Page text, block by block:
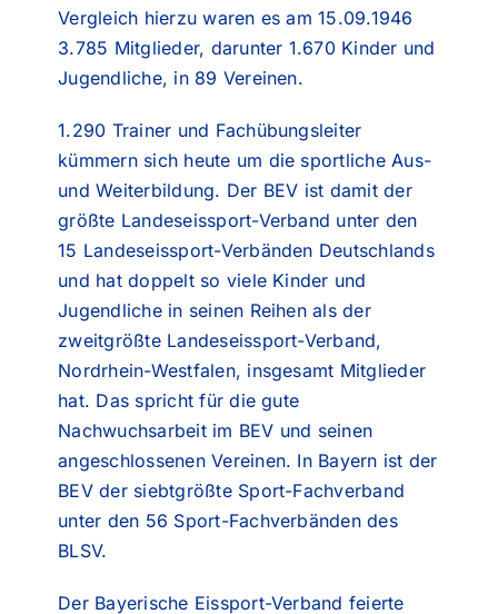
Vergleich hierzu waren es am 15.09.1946
3.785 Mitglieder, darunter 1.670 Kinder und
Jugendliche, in 89 Vereinen.
1.290 Trainer und Fachübungsleiter
kümmern sich heute um die sportliche Aus-
und Weiterbildung. Der BEV ist damit der
größte Landeseissport-Verband unter den
15 Landeseissport-Verbänden Deutschlands
und hat doppelt so viele Kinder und
Jugendliche in seinen Reihen als der
zweitgrößte Landeseissport-Verband,
Nordrhein-Westfalen, insgesamt Mitglieder
hat. Das spricht für die gute
Nachwuchsarbeit im BEV und seinen
angeschlossenen Vereinen. In Bayern ist der
BEV der siebtgrößte Sport-Fachverband
unter den 56 Sport-Fachverbänden des
BLSV.
Der Bayerische Eissport-Verband feierte